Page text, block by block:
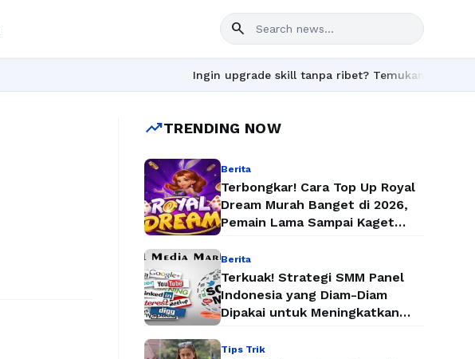
search
Ingin upgrade skill tanpa ribet? Temukan kelas seru
trending_upTRENDING NOW
Berita
Terbongkar! Cara Top Up Royal
Dream Murah Banget di 2026,
Pemain Lama Sampai Kaget
Berita
Terkuak! Strategi SMM Panel
Indonesia yang Diam-Diam
Dipakai untuk Meningkatkan
Instan
Tips Trik